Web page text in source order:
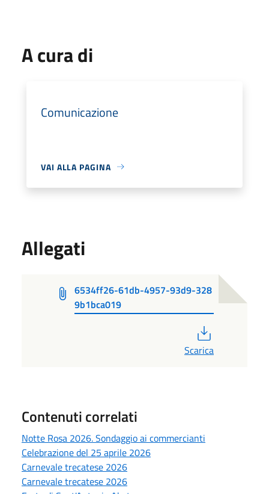
A cura di
Comunicazione
VAI ALLA PAGINA
Allegati
6534ff26-61db-4957-93d9-328
9b1bca019
Scarica
Contenuti correlati
Notte Rosa 2026. Sondaggio ai commercianti
Celebrazione del 25 aprile 2026
Carnevale trecatese 2026
Carnevale trecatese 2026